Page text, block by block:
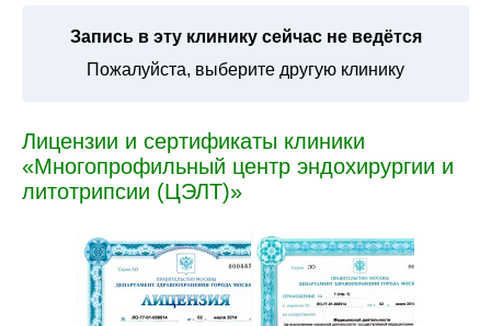
Запись в эту клинику сейчас не ведётся
Пожалуйста, выберите другую клинику
Лицензии и сертификаты клиники
«Многопрофильный центр эндохирургии и
литотрипсии (ЦЭЛТ)»